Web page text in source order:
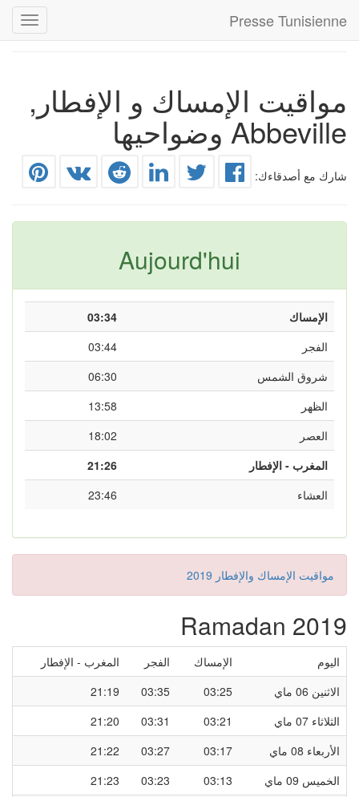
Presse Tunisienne
مواقيت الإمساك و الإفطار,
Abbeville وضواحيها
شارك مع أصدقاءك:
Aujourd'hui
الإمساك
03:34
الفجر
03:44
شروق الشمس
06:30
الظهر
13:58
العصر
18:02
المغرب - الإفطار
21:26
العشاء
23:46
مواقيت الإمساك والإفطار 2019
Ramadan 2019
اليوم الإمساك الفجر
المغرب - الإفطار
الاثنين 06 ماي
03:25
03:35
21:19
الثلاثاء 07 ماي
03:21
03:31
21:20
الأربعاء 08 ماي
03:17
03:27
21:22
الخميس 09 ماي
03:13
03:23
21:23